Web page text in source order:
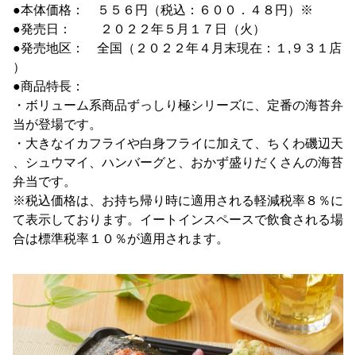
●本体価格： ５５６円（税込：６００．４８円）※
●発売日： ２０２２年５月１７日（火）
●発売地区： 全国（２０２２年４月末現在：１,９３１店
）
●商品特長：
・ボリューム系商品ずっしり極シリーズに、定番の海苔弁
当が登場です。
・大きなイカフライや白身フライに加えて、ちくわ磯辺天
、シュウマイ、ハンバーグと、おかず盛りだくさんの海苔
弁当です。
※税込価格は、お持ち帰り時に適用される軽減税率８％に
て表示しております。イートインスペースで飲食される場
合は標準税率１０％が適用されます。